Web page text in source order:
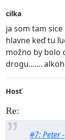
cilka
ja som tam
hlavne keď tu
možno by bolo
drogu.......
Hosť
Re:
#7: Peter -